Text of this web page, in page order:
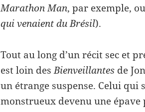
Marathon Man, par exemple,
qui venaient du Brésil).
Tout au long d’un récit sec et
est loin desBienveillantes de
un étrange suspense. Celui qui
monstrueux devenu une épave